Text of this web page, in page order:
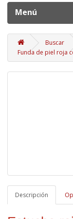
Menú
Buscar
Funda de piel roja
Descripción